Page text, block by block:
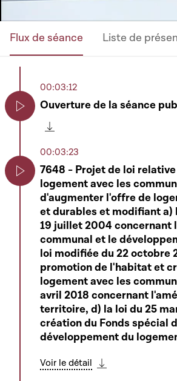
Flux de séance Liste de
00:03:12
Ouverture de la séance
00:03:23
7648 - Projet de loi
logement avec les
d'augmenter l'offre de
et durables et modifiant a)
19 juillet 2004 concernant
communal et le
loi modifiée du 22 octobre
promotion de l'habitat et
logement avec les
avril 2018 concernant
territoire, d) la loi du 25
création du Fonds spécial
développement du
Voir le détail